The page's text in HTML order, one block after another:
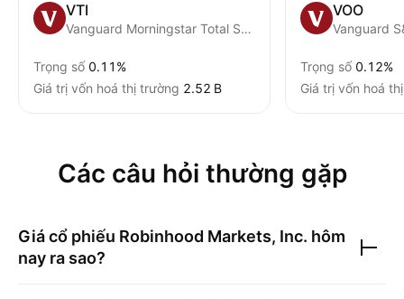
VTI
Vanguard Morningstar Total Stock Market ETF
Trọng số 0.11%
Giá trị vốn hoá thị trường ‪2.52 B‬
VOO
Vanguard
Trọng số 0.12%
Giá trị vốn hoá
Các câu hỏi thường gặp
Giá cổ phiếu Robinhood Markets, Inc. hôm
nay ra sao?